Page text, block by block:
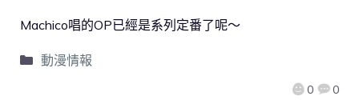
0 0
Machico唱的OP已經是系列定番了呢～
動漫情報